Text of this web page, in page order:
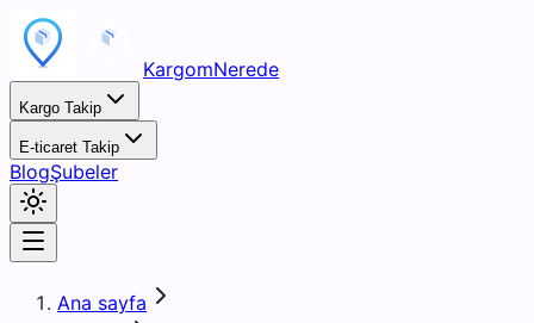
KargomNerede
Kargo Takip
E-ticaret Takip
BlogŞubeler
Ana sayfa